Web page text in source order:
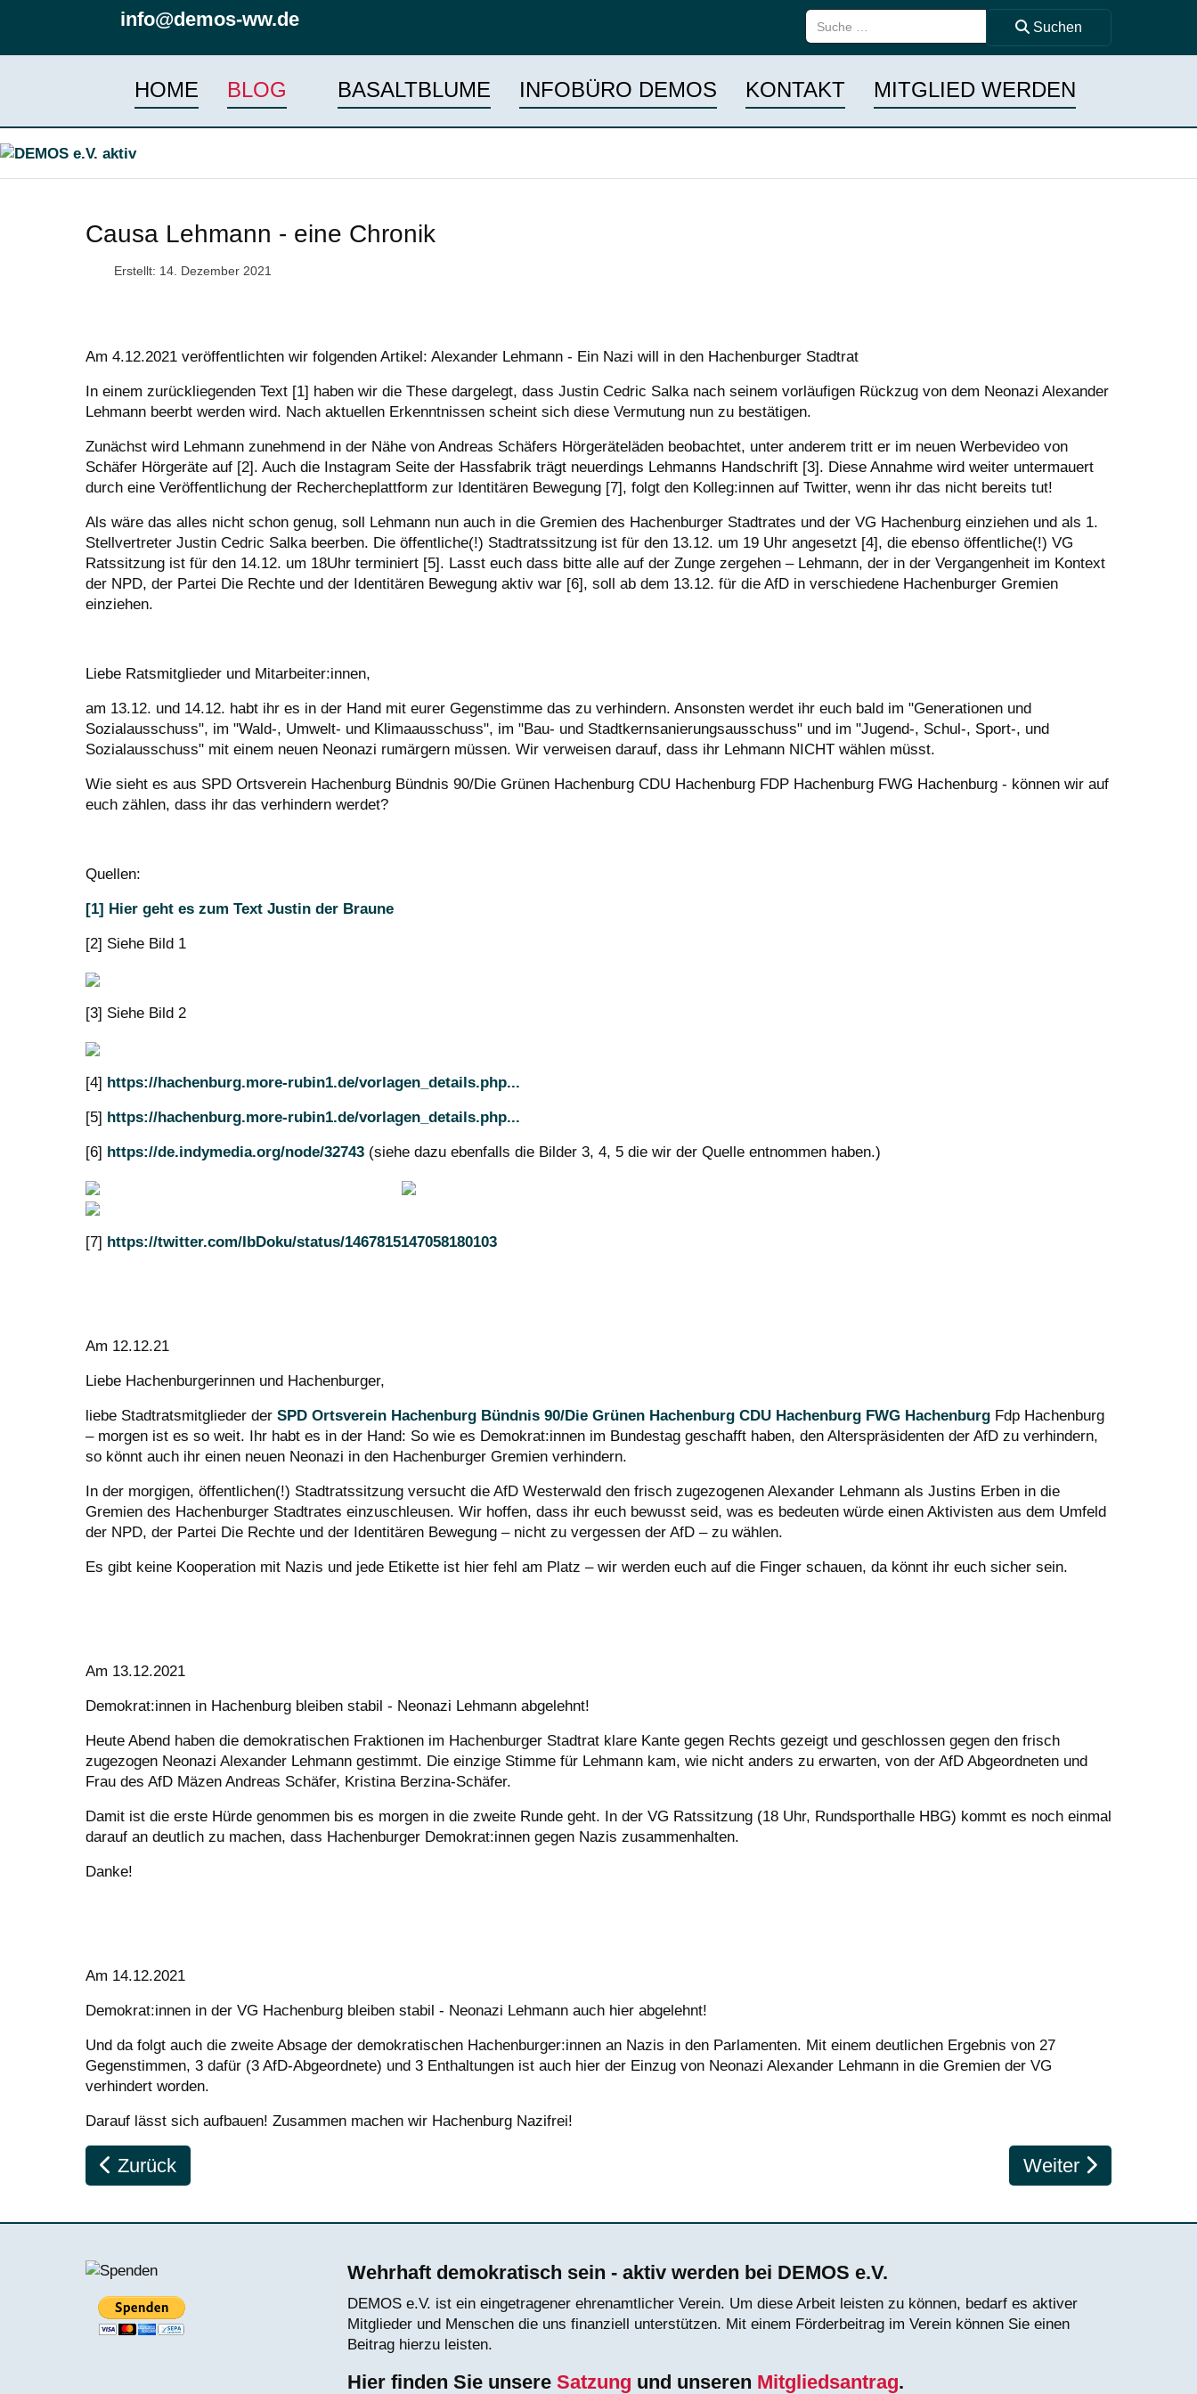
info@demos-ww.de Suchen ...
Suchen
HOME BLOG BASALTBLUME INFOBÜRO DEMOS KONTAKT MITGLIED WERDEN
Causa Lehmann - eine Chronik
Erstellt: 14. Dezember 2021
Am 4.12.2021 veröffentlichten wir folgenden Artikel: Alexander Lehmann - Ein Nazi will in den Hachenburger Stadtrat
In einem zurückliegenden Text [1] haben wir die These dargelegt, dass Justin Cedric Salka nach seinem vorläufigen Rückzug von dem Neonazi Alexander
Lehmann beerbt werden wird. Nach aktuellen Erkenntnissen scheint sich diese Vermutung nun zu bestätigen.
Zunächst wird Lehmann zunehmend in der Nähe von Andreas Schäfers Hörgeräteläden beobachtet, unter anderem tritt er im neuen Werbevideo von
Schäfer Hörgeräte auf [2]. Auch die Instagram Seite der Hassfabrik trägt neuerdings Lehmanns Handschrift [3]. Diese Annahme wird weiter untermauert
durch eine Veröffentlichung der Rechercheplattform zur Identitären Bewegung [7], folgt den Kolleg:innen auf Twitter, wenn ihr das nicht bereits tut!
Als wäre das alles nicht schon genug, soll Lehmann nun auch in die Gremien des Hachenburger Stadtrates und der VG Hachenburg einziehen und als 1.
Stellvertreter Justin Cedric Salka beerben. Die öffentliche(!) Stadtratssitzung ist für den 13.12. um 19 Uhr angesetzt [4], die ebenso öffentliche(!) VG
Ratssitzung ist für den 14.12. um 18Uhr terminiert [5]. Lasst euch dass bitte alle auf der Zunge zergehen – Lehmann, der in der Vergangenheit im Kontext
der NPD, der Partei Die Rechte und der Identitären Bewegung aktiv war [6], soll ab dem 13.12. für die AfD in verschiedene Hachenburger Gremien
einziehen.
Liebe Ratsmitglieder und Mitarbeiter:innen,
am 13.12. und 14.12. habt ihr es in der Hand mit eurer Gegenstimme das zu verhindern. Ansonsten werdet ihr euch bald im "Generationen und
Sozialausschuss", im "Wald-, Umwelt- und Klimaausschuss", im "Bau- und Stadtkernsanierungsausschuss" und im "Jugend-, Schul-, Sport-, und
Sozialausschuss" mit einem neuen Neonazi rumärgern müssen. Wir verweisen darauf, dass ihr Lehmann NICHT wählen müsst.
Wie sieht es aus SPD Ortsverein Hachenburg Bündnis 90/Die Grünen Hachenburg CDU Hachenburg FDP Hachenburg FWG Hachenburg - können wir auf
euch zählen, dass ihr das verhindern werdet?
Quellen:
[1] Hier geht es zum Text Justin der Braune
[2] Siehe Bild 1
[3] Siehe Bild 2
[4] https://hachenburg.more-rubin1.de/vorlagen_details.php...
[5] https://hachenburg.more-rubin1.de/vorlagen_details.php...
[6] https://de.indymedia.org/node/32743 (siehe dazu ebenfalls die Bilder 3, 4, 5 die wir der Quelle entnommen haben.)
[7] https://twitter.com/IbDoku/status/1467815147058180103
Am 12.12.21
Liebe Hachenburgerinnen und Hachenburger,
liebe Stadtratsmitglieder der SPD Ortsverein Hachenburg Bündnis 90/Die Grünen Hachenburg CDU Hachenburg FWG Hachenburg Fdp Hachenburg
– morgen ist es so weit. Ihr habt es in der Hand: So wie es Demokrat:innen im Bundestag geschafft haben, den Alterspräsidenten der AfD zu verhindern,
so könnt auch ihr einen neuen Neonazi in den Hachenburger Gremien verhindern.
In der morgigen, öffentlichen(!) Stadtratssitzung versucht die AfD Westerwald den frisch zugezogenen Alexander Lehmann als Justins Erben in die
Gremien des Hachenburger Stadtrates einzuschleusen. Wir hoffen, dass ihr euch bewusst seid, was es bedeuten würde einen Aktivisten aus dem Umfeld
der NPD, der Partei Die Rechte und der Identitären Bewegung – nicht zu vergessen der AfD – zu wählen.
Es gibt keine Kooperation mit Nazis und jede Etikette ist hier fehl am Platz – wir werden euch auf die Finger schauen, da könnt ihr euch sicher sein.
Am 13.12.2021
Demokrat:innen in Hachenburg bleiben stabil - Neonazi Lehmann abgelehnt!
Heute Abend haben die demokratischen Fraktionen im Hachenburger Stadtrat klare Kante gegen Rechts gezeigt und geschlossen gegen den frisch
zugezogen Neonazi Alexander Lehmann gestimmt. Die einzige Stimme für Lehmann kam, wie nicht anders zu erwarten, von der AfD Abgeordneten und
Frau des AfD Mäzen Andreas Schäfer, Kristina Berzina-Schäfer.
Damit ist die erste Hürde genommen bis es morgen in die zweite Runde geht. In der VG Ratssitzung (18 Uhr, Rundsporthalle HBG) kommt es noch einmal
darauf an deutlich zu machen, dass Hachenburger Demokrat:innen gegen Nazis zusammenhalten.
Danke!
Am 14.12.2021
Demokrat:innen in der VG Hachenburg bleiben stabil - Neonazi Lehmann auch hier abgelehnt!
Und da folgt auch die zweite Absage der demokratischen Hachenburger:innen an Nazis in den Parlamenten. Mit einem deutlichen Ergebnis von 27
Gegenstimmen, 3 dafür (3 AfD-Abgeordnete) und 3 Enthaltungen ist auch hier der Einzug von Neonazi Alexander Lehmann in die Gremien der VG
verhindert worden.
Darauf lässt sich aufbauen! Zusammen machen wir Hachenburg Nazifrei!
Vorheriger Beitrag: Neuer Rechtsrock-Hotspot in Rheinland-Pfalz
Zurück Nächster Beitrag:
Weiter
Wehrhaft demokratisch sein - aktiv werden bei DEMOS e.V.
DEMOS e.V. ist ein eingetragener ehrenamtlicher Verein. Um diese Arbeit leisten zu können, bedarf es aktiver
Mitglieder und Menschen die uns finanziell unterstützen. Mit einem Förderbeitrag im Verein können Sie einen
Beitrag hierzu leisten.
Hier finden Sie unsere Satzung und unseren Mitgliedsantrag.